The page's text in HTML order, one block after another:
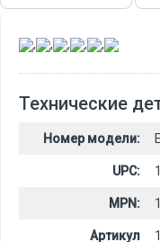
, , , , ,
Технические
Номер модели:
UPC:
MPN:
Артикул